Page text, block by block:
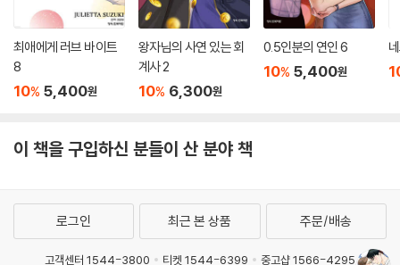
최애에게 러브 바이트
8
10% 5,400원
왕자님의 사연 있는 회
계사 2
10% 6,300원
0.5인분의 연인 6
10% 5,400원
이 책을 구입하신 분들이 산 분야 책
로그인 최근 본 상품 주문/배송
고객센터 1544-3800 티켓 1544-6399 중고샵 1566-4295